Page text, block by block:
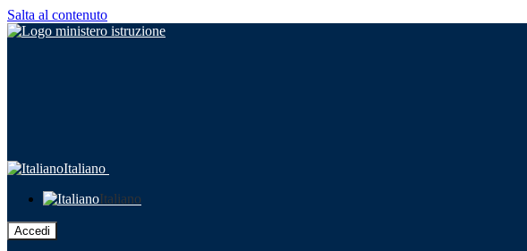
Salta al contenuto
Italiano
Italiano
Accedi